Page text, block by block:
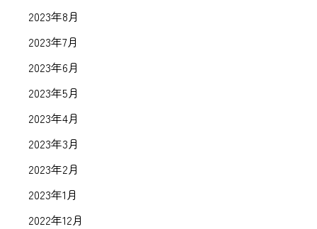
2023年8月
2023年7月
2023年6月
2023年5月
2023年4月
2023年3月
2023年2月
2023年1月
2022年12月